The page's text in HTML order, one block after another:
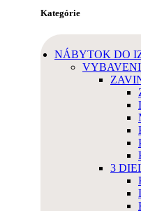
Kategórie
NÁBYTOK DO
3